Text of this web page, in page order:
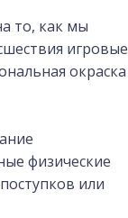
то, как мы
игровые
окраска
физические
или